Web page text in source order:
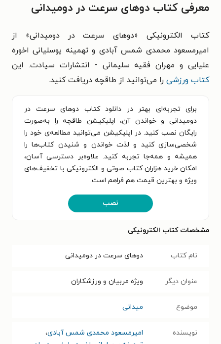
معرفی کتاب دوهای سرعت در دومیدانی
کتاب الکترونیکی «دوهای سرعت در دومیدانی» از
امیرمسعود محمدی شمس آبادی و تهمینه یوسلیانی اخوره
علیایی و مهران فقیه سلیمانی - انتشارات سیادت. این
کتاب ورزشی را می‌توانید از طاقچه دریافت کنید.
برای تجربه‌ای بهتر در دانلود کتاب دوهای سرعت در
دومیدانی و خواندن آن، اپلیکیشن طاقچه را به‌صورت
رایگان نصب کنید. در اپلیکیشن می‌توانید مطالعه‌ی خود را
شخصی‌سازی کنید و لذت خواندن و شنیدن کتاب‌ها را
همیشه و همه‌جا تجربه کنید. علاوه‌بر دسترسی آسان،
امکان خرید هزاران کتاب صوتی و الکترونیکی با تخفیف‌های
ویژه و بهترین قیمت هم فراهم است.
نصب
مشخصات کتاب الکترونیکی
نام کتاب دوهای سرعت در دومیدانی
عنوان دیگر ویژه مربیان و ورزشکاران
موضوع میدانی
نویسنده امیرمسعود محمدی شمس آبادی،